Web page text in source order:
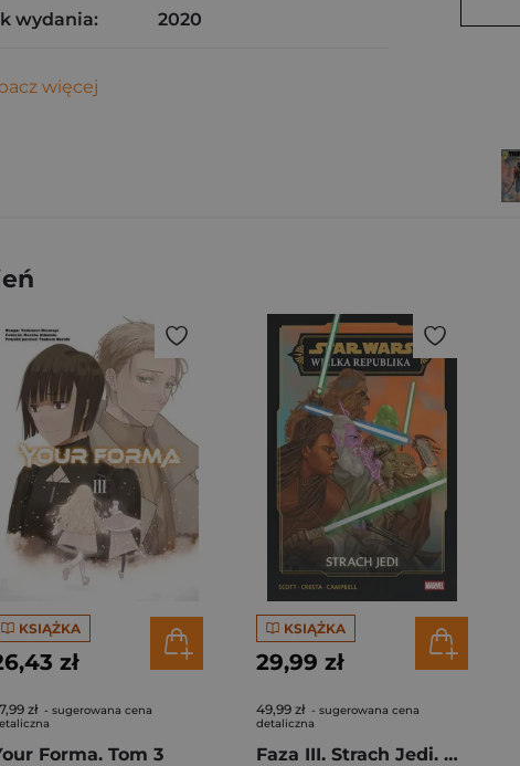
wydania: 2020
więcej
KSIĄŻKA
zł
zł - sugerowana cena
Forma. Tom 3
KSIĄŻKA
29,99 zł
49,99 zł - sugerowana cena
detaliczna
Faza III. Strach Jedi. Star Wars Wielka Republika